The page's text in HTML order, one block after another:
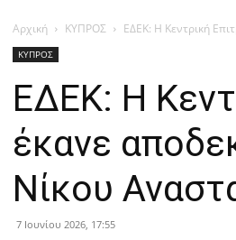
Αρχική ΚΥΠΡΟΣ ΕΔΕΚ: Η Κεντρική
ΚΥΠΡΟΣ
ΕΔΕΚ: Η
έκανε
Νίκου
7 Ιουνίου 2026, 17:55